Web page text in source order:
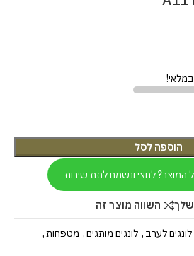
הוספה לסל
המוצר? לחצי ונשמח לתת שירות
השווה מוצר זה
לונגים לערב , לונגים מותגים, מטפחות,